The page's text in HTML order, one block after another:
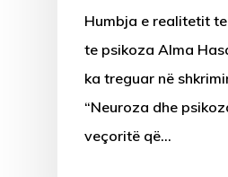
Humbja e realitetit
te psikoza Alma
ka treguar në
“Neuroza dhe
veçoritë që…